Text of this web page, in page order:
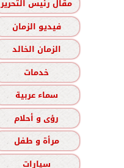
مقال رئيس التحرير
فيديو الزمان
الزمان الخالد
خدمات
سماء عربية
رؤى و أحلام
مرأة و طفل
سيارات